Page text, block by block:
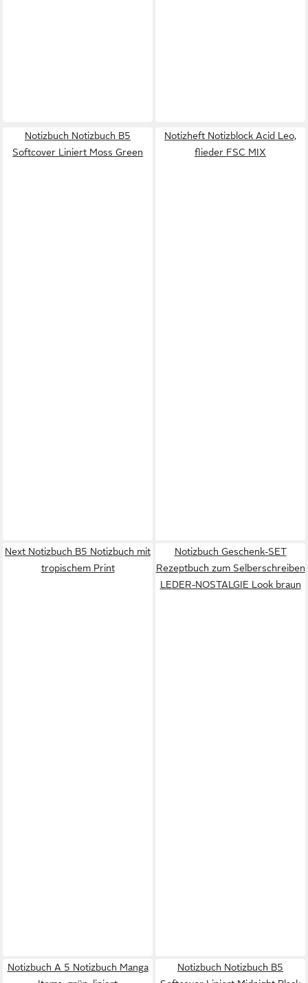
Notizbuch Notizbuch B5
Softcover Liniert Moss Green
Notizheft Notizblock Acid Leo,
flieder FSC MIX
Next Notizbuch B5 Notizbuch mit
tropischem Print
Notizbuch Geschenk-SET
Rezeptbuch zum Selberschreiben
LEDER-NOSTALGIE Look braun
Notizbuch A 5 Notizbuch Manga
Notizbuch Notizbuch B5